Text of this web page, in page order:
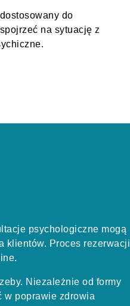
do
na sytuację z
psychologiczne mogą
klientów. Proces rezerwacji
Niezależnie od formy
w poprawie zdrowia